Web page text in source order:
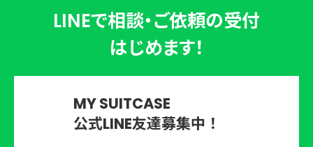
LINEで相談‧ご依頼の受付
はじめます！
MY SUITCASE
公式LINE友達募集中！